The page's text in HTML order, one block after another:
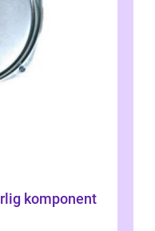
komponent